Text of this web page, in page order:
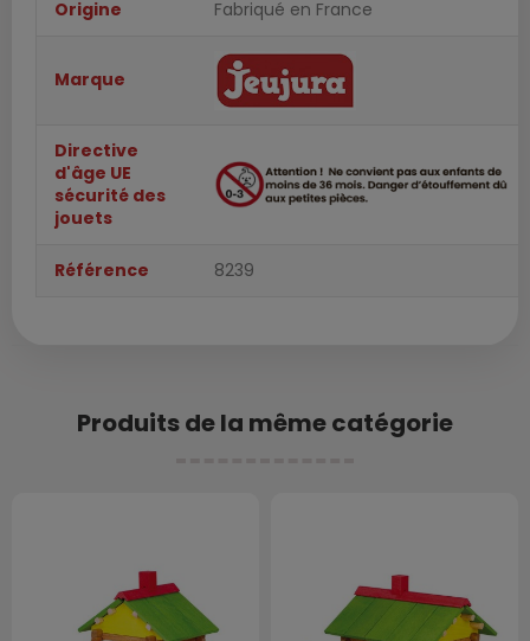
Origine Fabriqué en France
Marque
Directive
d'âge UE
sécurité des
jouets
Référence 8239
Produits de la même catégorie